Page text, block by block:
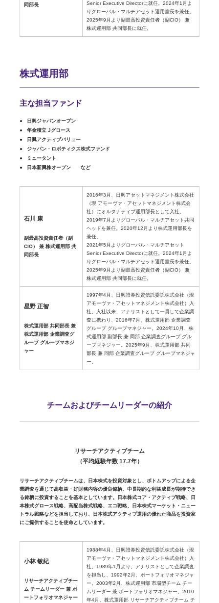
同部長
Senior Executive Directorに就任。2024年1月よ
りグローバル・マルチアセット運用室長を兼任。
2025年9月より副最高投資責任者（副CIO） 兼
株式運用部 共同部長に就任。
株式運用部
主な担当ファンド
日興ジャパンオープン
年金積立 Jグロース
日興アクティブバリュー
ジャパン・ロボティクス株式ファンド
ミュータント
日本新興株オープン など
石川 康
副最高投資責任者（副
CIO） 兼 株式運用部 共
同部長
2016年3月、日興アセットマネジメント株式会社
（現 アモーヴァ・アセットマネジメント株式会
社）にオルタナティブ運用部長として入社。
2019年7月よりグローバル・マルチアセット共同
ヘッドを兼任。2020年12月より株式運用部長を
兼任。
2021年5月よりグローバル・マルチアセット
Senior Executive Directorに就任。2024年1月よ
りグローバル・マルチアセット運用室長を兼任。
2025年9月より副最高投資責任者（副CIO） 兼
株式運用部 共同部長に就任。
星野 正智
株式運用部 共同部長 兼
株式運用部 企業調査グ
ループ グループマネジ
ャー
1997年4月、日興證券投資信託委託株式会社（現
アモーヴァ・アセットマネジメント株式会社）入
社。入社以来、アナリストとして一貫して企業調
査に携わり、2016年7月、株式運用部 企業調査
グループ グループマネジャー。2024年10月、株
式運用部 副部長 兼 同部 企業調査グループ グル
ープマネジャー。2025年9月、株式運用部 共同
部長 兼 同部 企業調査グループ グループマネジャ
ー。
チームおよびチームリーダーの紹介
リサーチアクティブチーム
（平均経験年数 17.7年）
リサーチアクティブチームは、日本株式を投資対象とし、ボトムアップによる企
業調査を通じて高収益・好財務内容の優良銘柄、中長期的な利益成長が期待でき
る銘柄に投資することを基本としています。日本株式コア・アクティブ戦略、日
本株式グロース戦略、高配当株式戦略、エコ戦略、日本株式マーケット・ニュー
トラル戦略などを担当しており、日本株式アクティブ運用の優れた商品を投資家
にご提供することを使命としています。
小林 敏紀
リサーチアクティブチー
ム チームリーダー 兼 ポ
ートフォリオマネジャー
1988年4月、日興證券投資信託委託株式会社（現
アモーヴァ・アセットマネジメント株式会社）入
社。1989年1月より、アナリストとして企業調査
を担当し、1992年2月、ポートフォリオマネジャ
ー。2003年2月、株式運用部 市場型チーム チー
ムリーダー 兼 ポートフォリオマネジャー。2010
年4月、株式運用部 リサーチアクティブチーム チ